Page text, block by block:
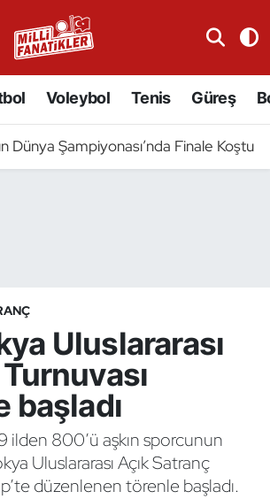
Voleybol Tenis Güreş
Dünya Şampiyonası’nda Finale Koştu
Uluslararası
başladı
ilden 800’ü aşkın sporcunun
Uluslararası Açık Satranç
düzenlenen törenle başladı.
Dart